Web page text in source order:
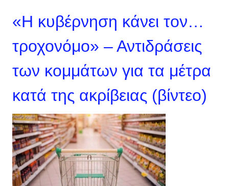
«Η κυβέρνηση κάνει τον…
τροχονόμο» – Αντιδράσεις
των κομμάτων για τα μέτρα
κατά της ακρίβειας (βίντεο)